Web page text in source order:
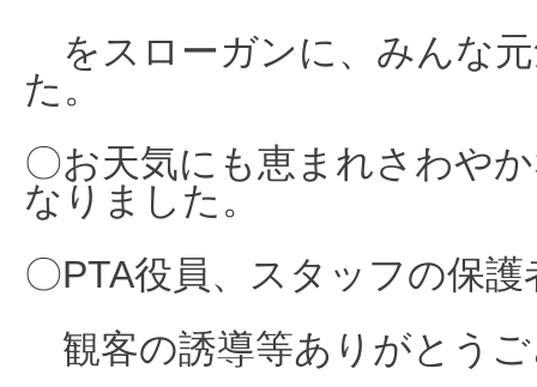
をスローガンに、みんな
た。
〇お天気にも恵まれさわや
なりました。
〇PTA役員、スタッフの保護
観客の誘導等ありがとう